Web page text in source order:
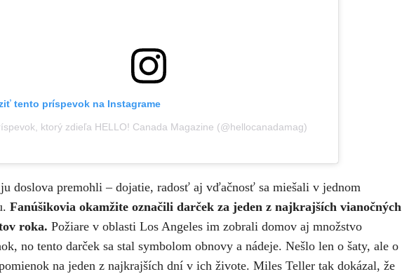
tento príspevok na Instagrame
ktorý zdieľa HELLO! Canada Magazine (@hellocanadamag)
doslova premohli – dojatie, radosť aj vďačnosť sa miešali v jednom
Fanúšikovia okamžite označili darček za jeden z najkrajších vianočných
roka. Požiare v oblasti Los Angeles im zobrali domov aj množstvo
no tento darček sa stal symbolom obnovy a nádeje. Nešlo len o šaty, ale o
na jeden z najkrajších dní v ich živote. Miles Teller tak dokázal, že